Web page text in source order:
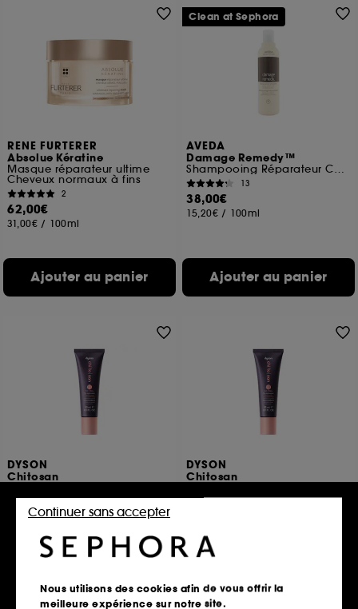
RENE FURTERER
Absolue Kératine
Masque réparateur ultime
Cheveux normaux à fins
2
62,00€
31,00€ / 100ml
Ajouter au panier
AVEDA
Damage Remedy™
Shampooing Réparateur Cheveux Abîmés
13
38,00€
15,20€ / 100ml
Ajouter au panier
Clean at Sephora
DYSON
Chitosan
29,90€
Ajouter au panier
DYSON
Chitosan
Ajouter au panier
Nous utilisons des cookies afin de vous offrir la
meilleure expérience sur notre site.
Continuer sans accepter